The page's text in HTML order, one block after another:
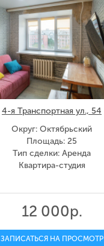
4-я Транспортная ул., 54
Округ: Октябрьский
Площадь: 25
Тип сделки: Аренда
Квартира-студия
12 000р.
ЗАПИСАТЬСЯ НА ПРОСМОТР